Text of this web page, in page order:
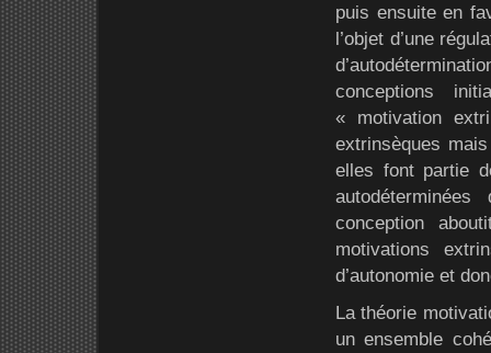
puis ensuite en
l’objet d’une
conceptions
« motivation
extrinsèques
elles font partie
conception
motivations
d’autonomie et
La théorie
un ensemble